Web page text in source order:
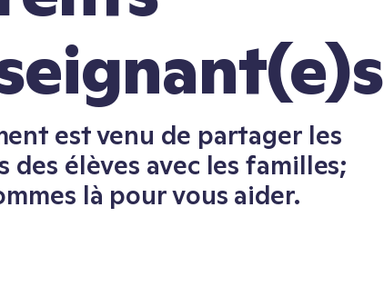
est venu de partager les
des élèves avec les familles;
là pour vous aider.